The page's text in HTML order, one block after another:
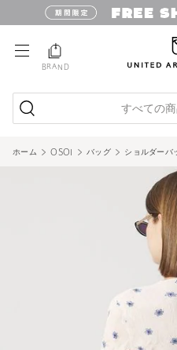
BRAND
すべての
ホーム OSOI バッグ ショルダーバ